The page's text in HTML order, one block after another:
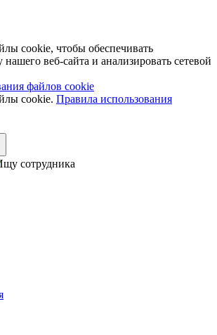
cookie, чтобы обеспечивать
веб-сайта и анализировать сетевой
файлов cookie
cookie. Правила использования
сотрудника